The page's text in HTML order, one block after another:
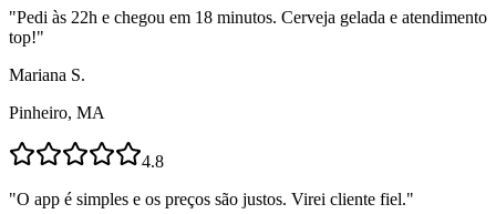
"Pedi às 22h e chegou em 18 minutos. Cerveja gelada e atendimento
top!"
Mariana S.
Pinheiro, MA
4.8
"O app é simples e os preços são justos. Virei cliente fiel."